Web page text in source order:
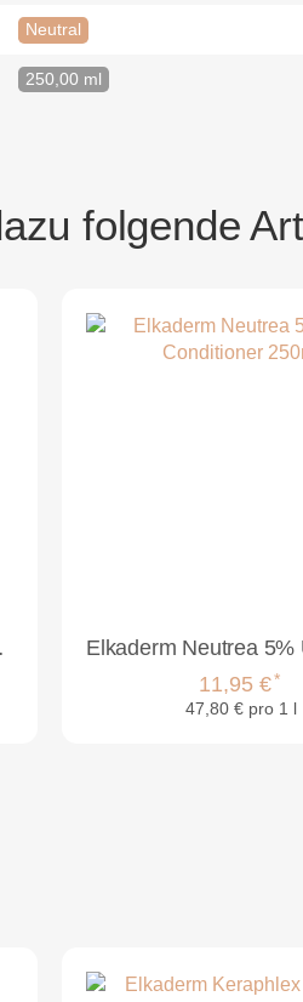
Neutral
250,00 ml
folgende
11,95 €*
47,80 € pro 1 l